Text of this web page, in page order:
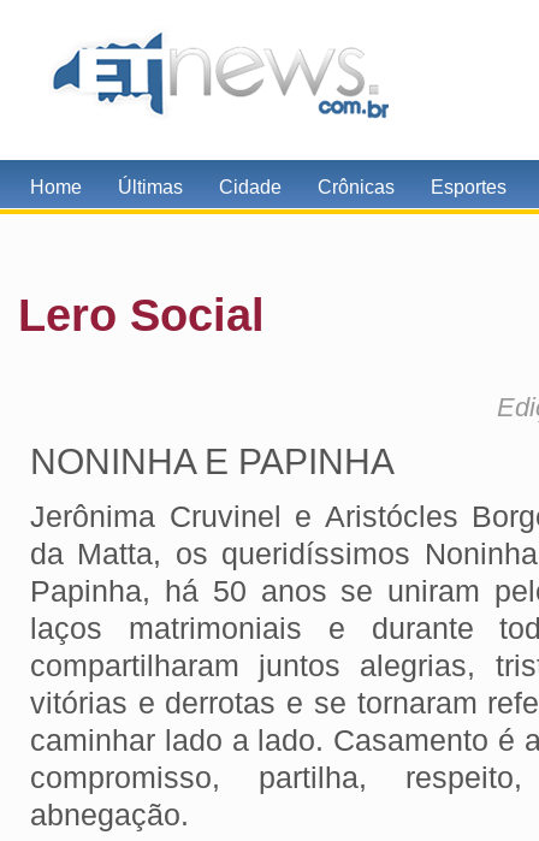
Home Últimas Cidade Crônicas Esportes
Lero Social
NONINHA E PAPINHA
Jerônima Cruvinel e Aristócles
da Matta, os queridíssimos
Papinha, há 50 anos se uniram
laços matrimoniais e durante
compartilharam juntos alegrias,
vitórias e derrotas e se tornaram
caminhar lado a lado. Casamento é
compromisso, partilha,
abnegação.